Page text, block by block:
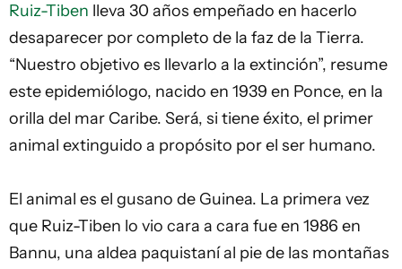
Ruiz-Tiben lleva 30 años empeñado en hacerlo
desaparecer por completo de la faz de la Tierra.
“Nuestro objetivo es llevarlo a la extinción”, resume
este epidemiólogo, nacido en 1939 en Ponce, en la
orilla del mar Caribe. Será, si tiene éxito, el primer
animal extinguido a propósito por el ser humano.
El animal es el gusano de Guinea. La primera vez
que Ruiz-Tiben lo vio cara a cara fue en 1986 en
Bannu, una aldea paquistaní al pie de las montañas